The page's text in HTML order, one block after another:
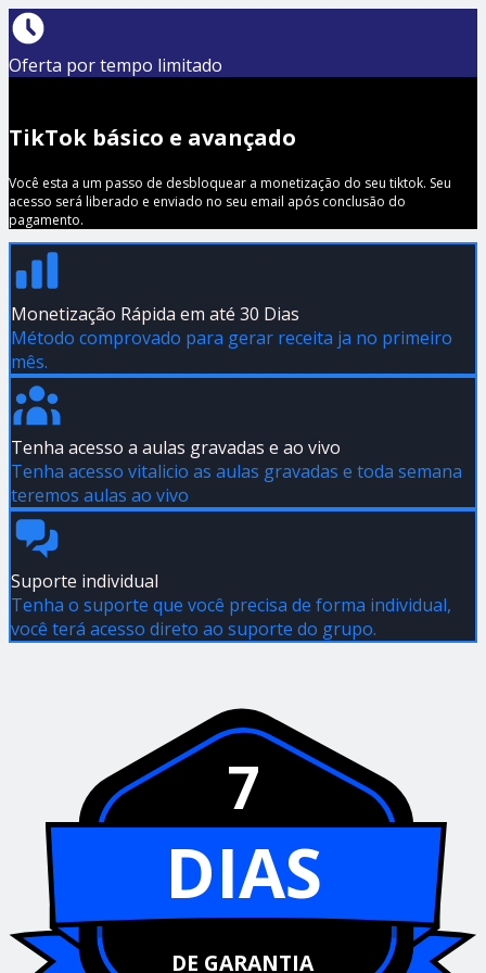
Oferta por tempo limitado
TikTok básico e avançado
Você esta a um passo de desbloquear a monetização do seu tiktok. Seu
acesso será liberado e enviado no seu email após conclusão do
pagamento.
Monetização Rápida em até 30 Dias
Método comprovado para gerar receita ja no primeiro
mês.
Tenha acesso a aulas gravadas e ao vivo
Tenha acesso vitalicio as aulas gravadas e toda semana
teremos aulas ao vivo
Suporte individual
Tenha o suporte que você precisa de forma individual,
você terá acesso direto ao suporte do grupo.
7
DIAS
DE GARANTIA